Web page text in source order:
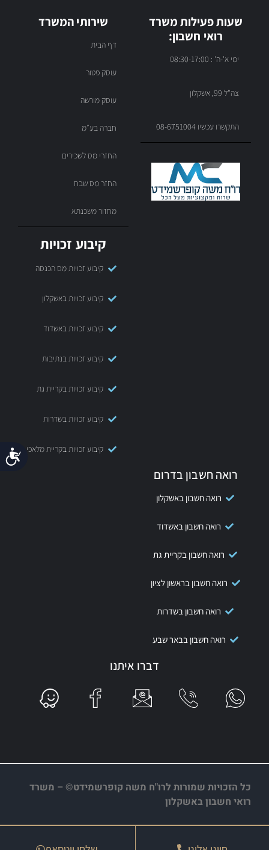
שעות פעילות משרד
רואי חשבון:
ימי א'-ה' : 08:30-17:00
צה"ל 99, אשקלון
התקשרו עכשיו 08-6751004
שירותי המשרד
דף הבית
עוסק פטור
עוסק מורשה
חברה בע״מ
החזרי מס לשכירים
החזר מס שבח
מחזור משכנתא
קיבוע זכויות
קיבוע זכויות מס הכנסה
קיבוע זכויות באשקלון
קיבוע זכויות באשדוד
קיבוע זכויות בנתיבות
קיבוע זכויות בקריית גת
קיבוע זכויות בשדרות
קיבוע זכויות בקריית מלאכי
רואה חשבון בדרום
רואה חשבון באשקלון
רואה חשבון באשדוד
רואה חשבון בקריית גת
רואה חשבון בראשון לציון
רואה חשבון בשדרות
רואה חשבון בבאר שבע
דברו איתנו
כל הזכויות שמורות לרו"ח משה קופרשמידט© – משרד
רואי חשבון באשקלון